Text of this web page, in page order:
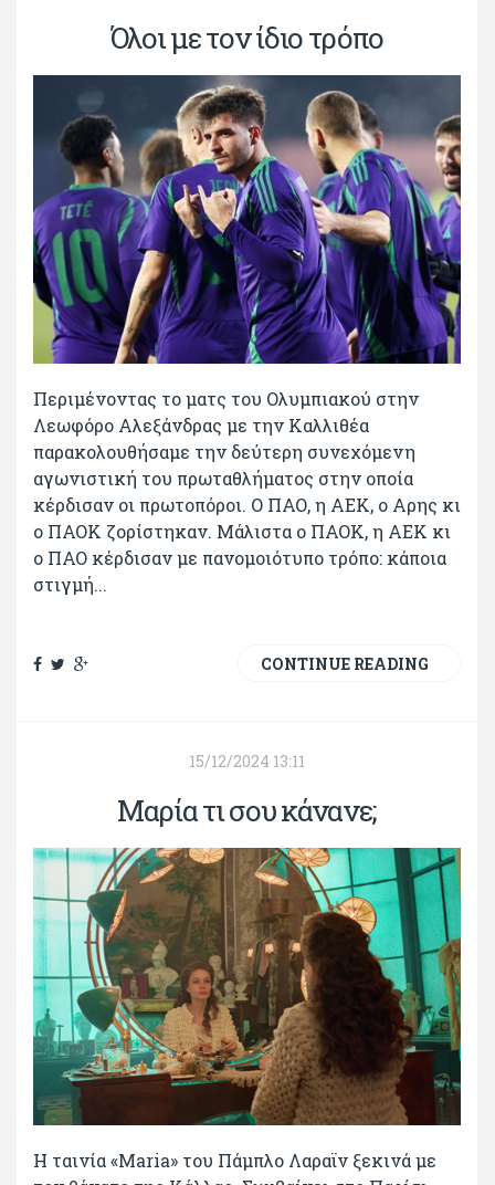
Όλοι με τον ίδιο τρόπο
Περιμένοντας το ματς του Ολυμπιακού στην
Λεωφόρο Αλεξάνδρας με την Καλλιθέα
παρακολουθήσαμε την δεύτερη συνεχόμενη
αγωνιστική του πρωταθλήματος στην οποία
κέρδισαν οι πρωτοπόροι. Ο ΠΑΟ, η ΑΕΚ, ο Αρης κι
ο ΠΑΟΚ ζορίστηκαν. Μάλιστα ο ΠΑΟΚ, η ΑΕΚ κι
ο ΠΑΟ κέρδισαν με πανομοιότυπο τρόπο: κάποια
στιγμή...
CONTINUE READING
15/12/2024 13:11
Μαρία τι σου κάνανε;
Η ταινία «Maria» του Πάμπλο Λαραϊν ξεκινά με